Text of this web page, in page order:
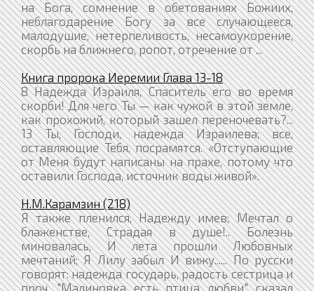
на Бога, сомнение в обетованиях Божиих,
неблагодарение Богу за все случающееся,
малодушие, нетерпеливость, несамоукорение,
скорбь на ближнего, ропот, отречение от ...
Книга пророка Иеремии Глава 13-18
8 Надежда Израиля, Спаситель его во время
скорби! Для чего Ты — как чужой в этой земле,
как прохожий, который зашел переночевать?...
13 Ты, Господи, надежда Израилева; все,
оставляющие Тебя, посрамятся. «Отступающие
от Меня будут написаны на прахе, потому что
оставили Господа, источник воды живой».
Н.М.Карамзин (218)
Я также пленился, Надежду имев; Мечтал о
блаженстве, Страдая в душе!.. Болезнь
миновалась, И лета прошли Любовных
мечтаний; Я Лилу забыл И вижу...... По русски
говорят: надежда государь, радость сестрица и
проч. "Малиновка есть птица любви", сказал